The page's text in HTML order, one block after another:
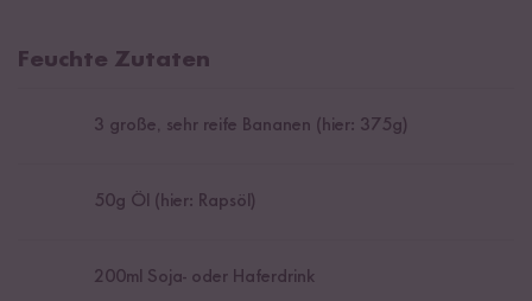
Feuchte Zutaten
3 große, sehr reife Bananen (hier: 375g)
50g Öl (hier: Rapsöl)
200ml Soja- oder Haferdrink